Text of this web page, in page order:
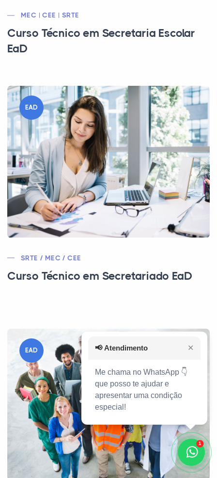
MEC | CEE | SRTE
Curso Técnico em Secretaria Escolar
EaD
EAD
SRTE / MEC / CEE
Curso Técnico em Secretariado EaD
EAD
1
📢 Atendimento ✕
Me chama no WhatsApp 👇
que posso te ajudar e
apresentar uma condição
especial!